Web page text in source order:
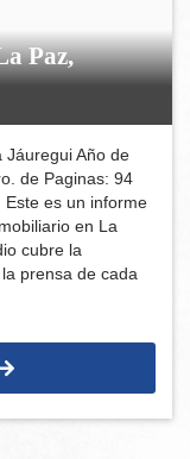
Paz,
Jáuregui Año de
de Paginas: 94
Este es un informe
en La
cubre la
prensa de cada